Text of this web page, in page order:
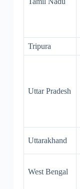
Tripura
Uttar Pradesh
Uttarakhand
West Bengal